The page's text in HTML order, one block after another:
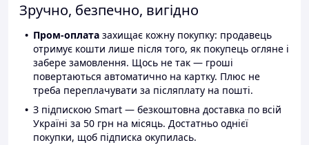
Зручно, безпечно, вигідно
Пром-оплата захищає кожну покупку: продавець
отримує кошти лише після того, як покупець огляне і
забере замовлення. Щось не так — гроші
повертаються автоматично на картку. Плюс не
треба переплачувати за післяплату на пошті.
З підпискою Smart — безкоштовна доставка по всій
Україні за 50 грн на місяць. Достатньо однієї
покупки, щоб підписка окупилась.